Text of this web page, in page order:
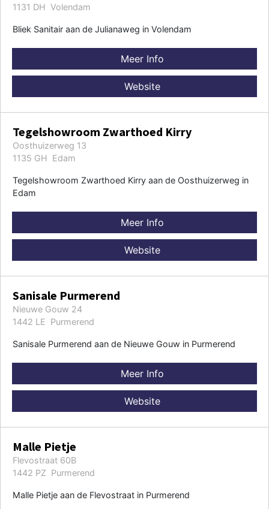
1131 DH Volendam
Bliek Sanitair aan de Julianaweg in Volendam
Meer Info
Website
Tegelshowroom Zwarthoed Kirry
Oosthuizerweg 13
1135 GH Edam
Tegelshowroom Zwarthoed Kirry aan de Oosthuizerweg in
Edam
Meer Info
Website
Sanisale Purmerend
Nieuwe Gouw 24
1442 LE Purmerend
Sanisale Purmerend aan de Nieuwe Gouw in Purmerend
Meer Info
Website
Malle Pietje
Flevostraat 60B
1442 PZ Purmerend
Malle Pietje aan de Flevostraat in Purmerend